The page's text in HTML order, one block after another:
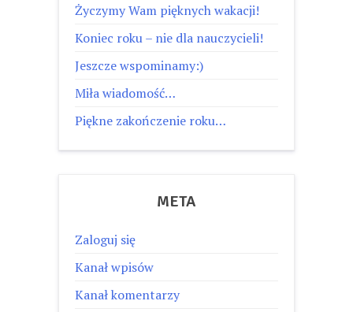
Życzymy Wam pięknych wakacji!
Koniec roku – nie dla nauczycieli!
Jeszcze wspominamy:)
Miła wiadomość…
Piękne zakończenie roku…
META
Zaloguj się
Kanał wpisów
Kanał komentarzy